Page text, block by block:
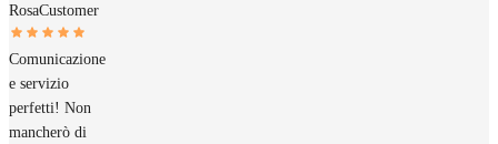
RosaCustomer
Comunicazione
e servizio
perfetti! Non
mancherò di